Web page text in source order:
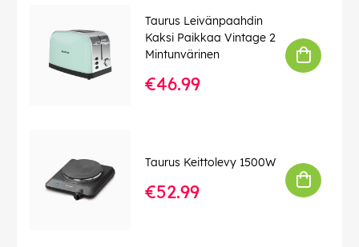
Taurus Leivänpaahdin
Kaksi Paikkaa Vintage 2
Mintunvärinen
€46.99
Taurus Keittolevy 1500W
€52.99